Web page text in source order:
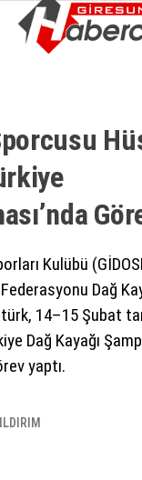
Kulübü
Dağ
14–15 Şubat
Dağ Kayağı
yaptı.